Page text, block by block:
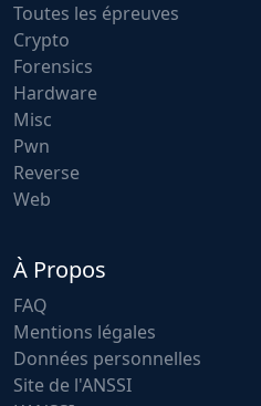
Toutes les épreuves
Crypto
Forensics
Hardware
Misc
Pwn
Reverse
Web
À Propos
FAQ
Mentions légales
Données personnelles
Site de l'ANSSI